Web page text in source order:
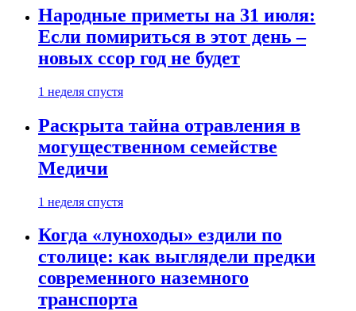
Народные приметы на 31 июля:
Если помириться в этот день –
новых ссор год не будет
1 неделя спустя
Раскрыта тайна отравления в
могущественном семействе
Медичи
1 неделя спустя
Когда «луноходы» ездили по
столице: как выглядели предки
современного наземного
транспорта